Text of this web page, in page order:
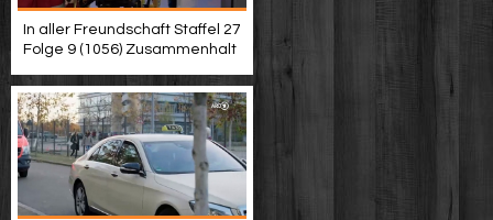
In aller Freundschaft Staffel 27
Folge 9 (1056) Zusammenhalt